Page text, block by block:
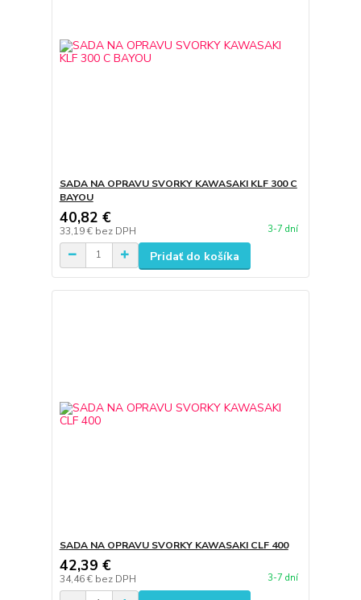
SADA NA OPRAVU SVORKY KAWASAKI KLF 300 C
BAYOU
40,82 €
33,19 € bez DPH 3-7 dní
Pridať do košíka
SADA NA OPRAVU SVORKY KAWASAKI CLF 400
42,39 €
34,46 € bez DPH 3-7 dní